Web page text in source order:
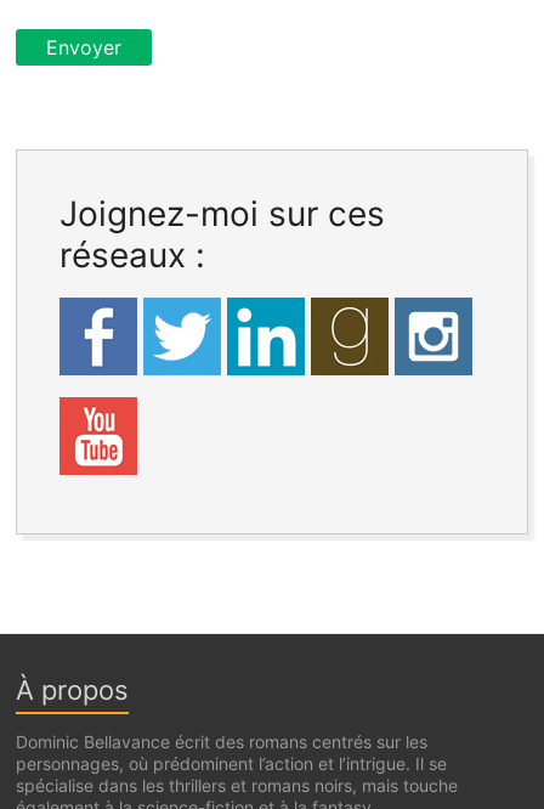
Joignez-moi sur ces
réseaux :
À propos
Dominic Bellavance écrit des romans centrés sur les
personnages, où prédominent l’action et l’intrigue. Il se
spécialise dans les thrillers et romans noirs, mais touche